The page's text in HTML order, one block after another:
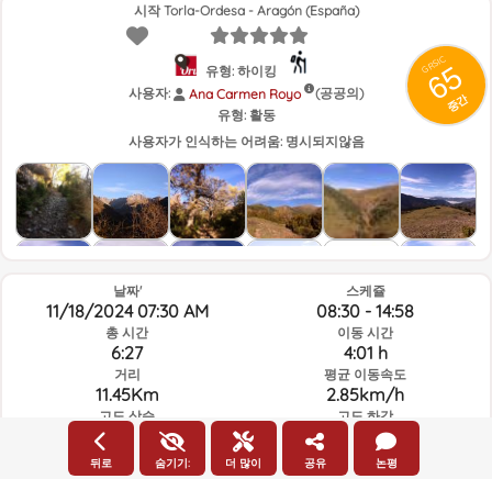
GRSIC
65
중간
시작 Torla-Ordesa - Aragón (España)
유형: 하이킹
사용자:
Ana Carmen Royo
(공공의)
유형: 활동
사용자가 인식하는 어려움: 명시되지않음
날짜'
11/18/2024 07:30 AM
총 시간
6:27
거리
11.45Km
고도 상승
743.9m
스케쥴
08:30 - 14:58
이동 시간
4:01 h
평균 이동속도
2.85km/h
고도 하강
738m
뒤로 숨기기: 더 많이 공유 논평